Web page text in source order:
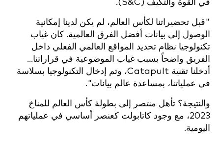
في القوة والتكيف (S&C).
"قبل تحضيراتنا لكأس العالم، لم يكن لدينا إمكانية
الوصول إلى بيانات أفضل الفرق العالمية. كان غياب
تكنولوجيا نظام تحديد المواقع العالمي الفعلي داخل
الفريق واضحاً بسبب غياب الموضوعية في قراراتنا...
أدخلنا تقنية Catapult، وتم إدخال التكنولوجيا بسلاسة
في عملياتنا، بمساعدة عالم بيانات".
والنتيجة؟ تأهل منتصر إلى بطولة كأس العالم للمناخ
2023، مع وجود كاتابولت كعنصر أساسي في عملياتهم
اليومية.